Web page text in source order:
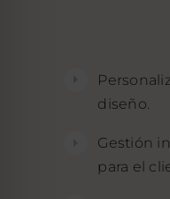
diseño.
Gestión
para el